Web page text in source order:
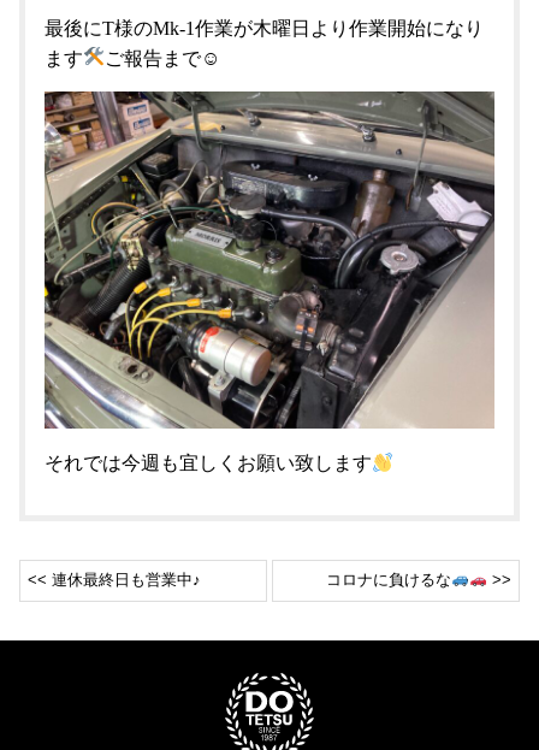
最後にT様のMk-1作業が木曜日より作業開始になり
ます
ご報告まで☺︎
それでは今週も宜しくお願い致します
<< 連休最終日も営業中♪ コロナに負けるな >>